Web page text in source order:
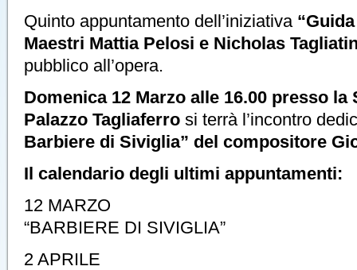
Quinto appuntamento dell’iniziativa
Maestri Mattia Pelosi e Nicholas
pubblico all’opera.
Domenica 12 Marzo alle 16.00 presso la
Palazzo Tagliaferro si terrà l’incontro
Barbiere di Siviglia” del compositore
Il calendario degli ultimi appuntamenti:
12 MARZO
“BARBIERE DI SIVIGLIA”
2 APRILE